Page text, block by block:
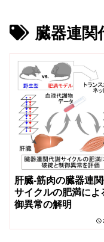
臓器連関
肝臓-筋肉の臓器連
サイクルの肥満によ
御異常の解明